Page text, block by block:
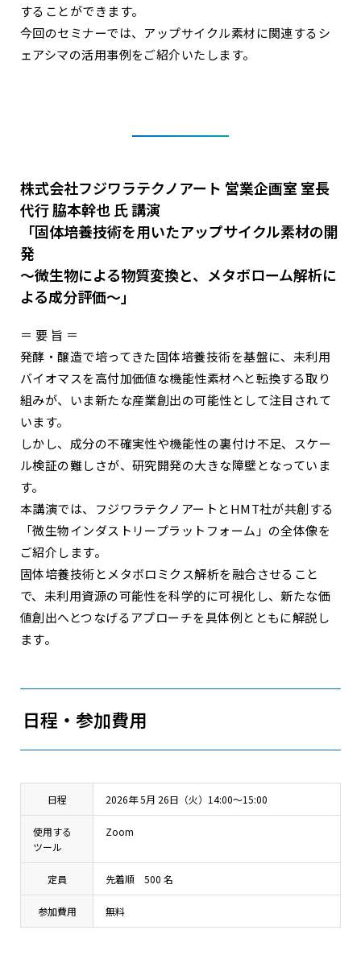
することができます。
今回のセミナーでは、アップサイクル素材に関連するシ
ェアシマの活用事例をご紹介いたします。
株式会社フジワラテクノアート 営業企画室 室長
代行 脇本幹也 氏 講演
「固体培養技術を用いたアップサイクル素材の開
発
～微生物による物質変換と、メタボローム解析に
よる成分評価～」
＝ 要 旨 ＝
発酵・醸造で培ってきた固体培養技術を基盤に、未利用
バイオマスを高付加価値な機能性素材へと転換する取り
組みが、いま新たな産業創出の可能性として注目されて
います。
しかし、成分の不確実性や機能性の裏付け不足、スケー
ル検証の難しさが、研究開発の大きな障壁となっていま
す。
本講演では、フジワラテクノアートとHMT社が共創する
「微生物インダストリープラットフォーム」の全体像を
ご紹介します。
固体培養技術とメタボロミクス解析を融合させること
で、未利用資源の可能性を科学的に可視化し、新たな価
値創出へとつなげるアプローチを具体例とともに解説し
ます。
日程・参加費用
日程 2026年 5月 26日（火）14:00～15:00
使用する
ツール
Zoom
定員 先着順 500 名
参加費用 無料